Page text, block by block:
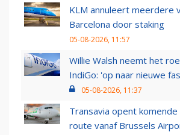
KLM annuleert meerdere
Barcelona door staking
05-08-2026, 11:57
Willie Walsh neemt het
IndiGo: 'op naar nieuwe
05-08-2026, 11:37
Transavia opent
route vanaf Brussels